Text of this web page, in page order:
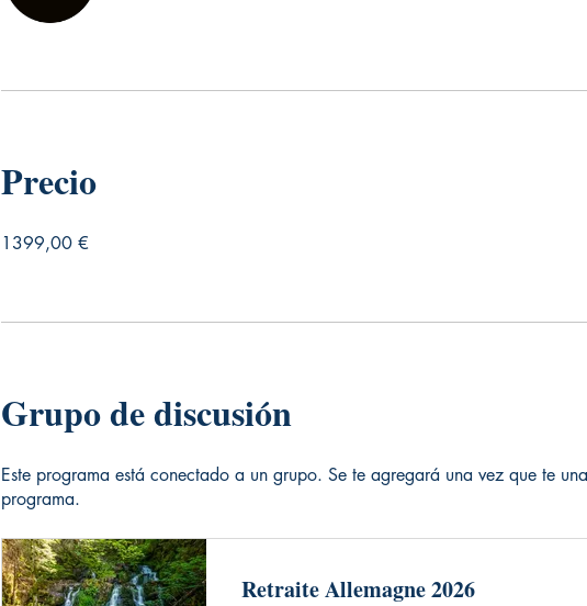
Precio
1399,00 €
Grupo de discusión
Este programa está conectado a un grupo. Se te agregará una vez que te
programa.
Retraite Allemagne 2026